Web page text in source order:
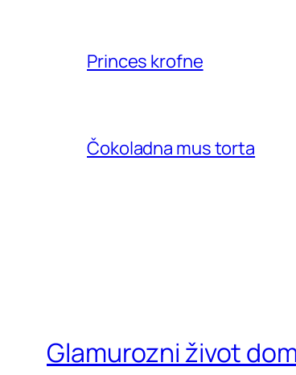
Princes krofne
Čokoladna mus torta
Glamurozni život